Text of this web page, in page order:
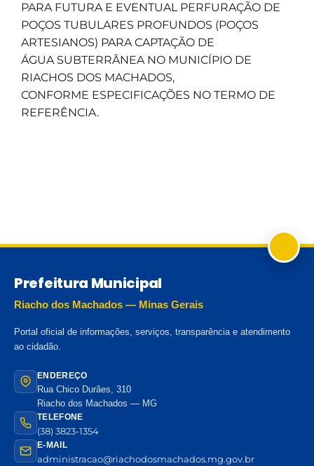
PARA FUTURA E EVENTUAL PERFURAÇÃO DE
POÇOS TUBULARES PROFUNDOS (POÇOS
ARTESIANOS) PARA CAPTAÇÃO DE
ÁGUA SUBTERRÂNEA NO MUNICÍPIO DE
RIACHOS DOS MACHADOS,
CONFORME ESPECIFICAÇÕES NO TERMO DE
REFERÊNCIA.
Prefeitura Municipal
Riacho dos Machados — Minas Gerais
Portal oficial de informações, serviços, transparência e atendimento
ao cidadão.
ENDEREÇO
Rua Chico Durães, 310
Riacho dos Machados — MG
TELEFONE
(38) 3823-1354
E-MAIL
administracao@riachodosmachados.mg.gov.br